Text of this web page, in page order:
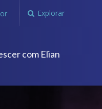
Explorar
com Elian